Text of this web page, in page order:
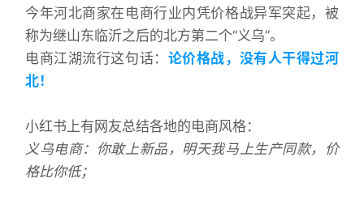
今年河北商家在电商行业内凭价格战异军突起，被
称为继山东临沂之后的北方第二个“义乌”。
电商江湖流行这句话： 论价格战，没有人干得过河
北！
小红书上有网友总结各地的电商风格：
义乌电商：你敢上新品，明天我马上生产同款，价
格比你低；